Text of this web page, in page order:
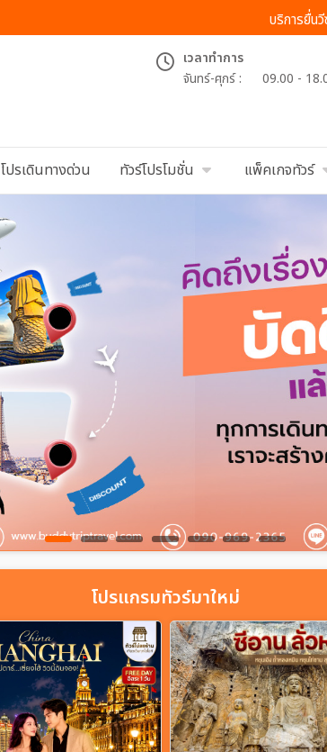
บริการยื่นวี
เวลาทำการ
จันทร์-ศุกร์ :
09.00 -
โปรเดินทางด่วน ทัวร์โปรโมชั่น แพ็คเกจทัวร์
โปรแกรมทัวร์มาใหม่